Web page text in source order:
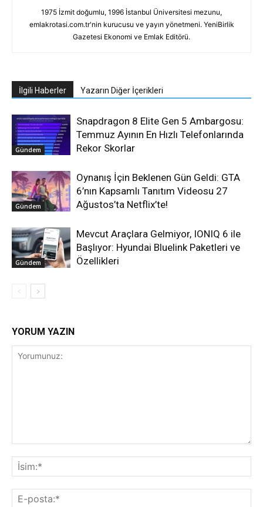
1975 İzmit doğumlu, 1996 İstanbul Üniversitesi mezunu,
emlakrotasi.com.tr'nin kurucusu ve yayın yönetmeni. YeniBirlik
Gazetesi Ekonomi ve Emlak Editörü.
İlgili Haberler Yazarın Diğer İçerikleri
Gündem
Snapdragon 8 Elite Gen 5 Ambargosu:
Temmuz Ayının En Hızlı Telefonlarında
Rekor Skorlar
Gündem
Oynanış İçin Beklenen Gün Geldi: GTA
6’nın Kapsamlı Tanıtım Videosu 27
Ağustos’ta Netflix’te!
Gündem
Mevcut Araçlara Gelmiyor, IONIQ 6 ile
Başlıyor: Hyundai Bluelink Paketleri ve
Özellikleri
YORUM YAZIN